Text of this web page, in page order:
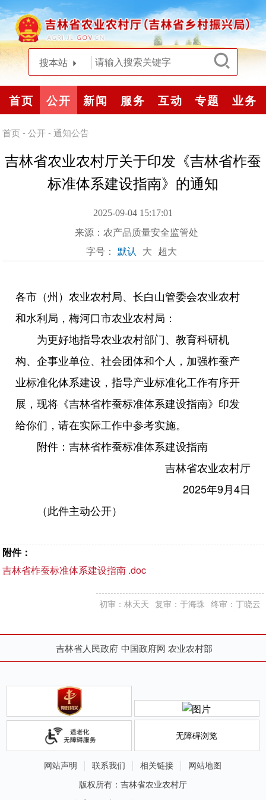
搜本站
首页 公开 新闻 服务 互动 专题 业务
首页 -公开-通知公告
吉林省农业农村厅关于印发《吉林省柞蚕
标准体系建设指南》的通知
2025-09-04 15:17:01
来源： 农产品质量安全监管处
字号： 默认 大 超大
各市（州）农业农村局、长白山管委会农业农村
和水利局，梅河口市农业农村局：
为更好地指导农业农村部门、教育科研机
构、企事业单位、社会团体和个人，加强柞蚕产
业标准化体系建设，指导产业标准化工作有序开
展，现将《吉林省柞蚕标准体系建设指南》印发
给你们，请在实际工作中参考实施。
附件：吉林省柞蚕标准体系建设指南
吉林省农业农村厅
2025年9月4日
（此件主动公开）
附件：
吉林省柞蚕标准体系建设指南 .doc
初审：林天天 复审：于海珠 终审：丁晓云
吉林省人民政府 中国政府网 农业农村部
无障碍浏览
网站声明 联系我们 相关链接
网站地图
版权所有：吉林省农业农村厅